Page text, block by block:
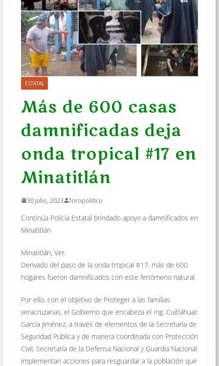
ESTATAL
Más de 600 casas
damnificadas deja
onda tropical #17 en
Minatitlán
30 julio, 2023 foropolitico
Continúa Policía Estatal brindado apoyo a damnificados en
Minatitlán
Minatitlán, Ver.
Derivado del paso de la onda tropical #17, más de 600
hogares fueron damnificados con este fenómeno natural.
Por ello, con el objetivo de Proteger a las familias
veracruzanas, el Gobierno que encabeza el Ing. Cuitláhuac
García Jiménez, a través de elementos de la Secretaría de
Seguridad Pública y de manera coordinada con Protección
Civil, Secretaría de la Defensa Nacional y Guardia Nacional
implementan acciones para resguardar a la población que